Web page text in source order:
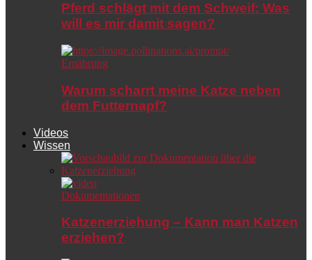
Pferd schlägt mit dem Schweif: Was
will es mir damit sagen?
Ernährung
Warum scharrt meine Katze neben
dem Futternapf?
Videos
Wissen
Dokumentationen
Katzenerziehung – Kann man Katzen
erziehen?